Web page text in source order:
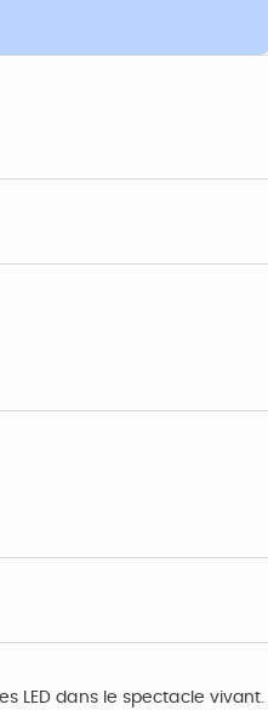
LED dans le spectacle vivant.